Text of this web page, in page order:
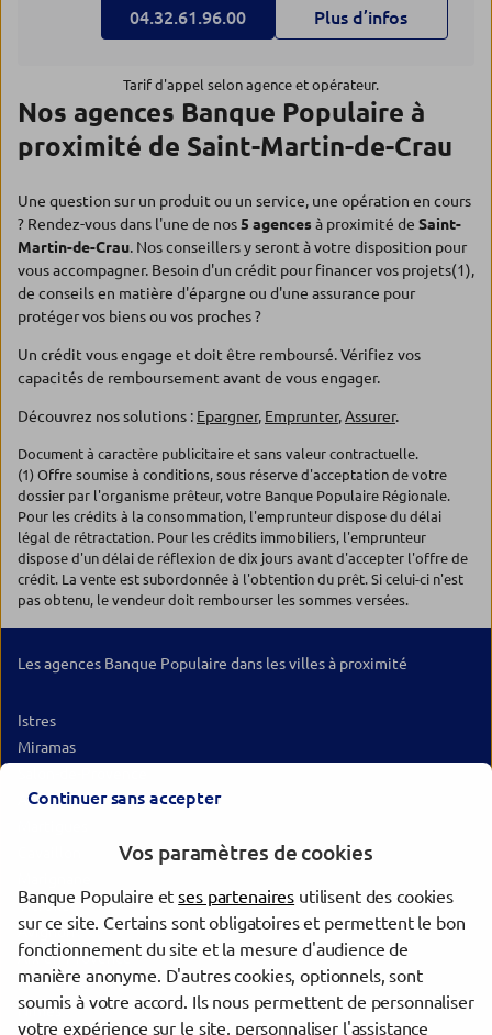
04.32.61.96.00 Plus d’infos
Tarif d'appel selon agence et opérateur.
Nos agences Banque Populaire à
proximité de Saint-Martin-de-Crau
Une question sur un produit ou un service, une opération en cours
? Rendez-vous dans l'une de nos5 agencesà proximité de Saint-
Martin-de-Crau. Nos conseillers y seront à votre disposition pour
vous accompagner. Besoin d'un crédit pour financer vos projets(1),
de conseils en matière d'épargne ou d'une assurance pour
protéger vos biens ou vos proches ?
Un crédit vous engage et doit être remboursé. Vérifiez vos
capacités de remboursement avant de vous engager.
Découvrez nos solutions : Epargner, Emprunter,Assurer.
Document à caractère publicitaire et sans valeur contractuelle.
(1) Offre soumise à conditions, sous réserve d'acceptation de votre
dossier par l'organisme prêteur, votre Banque Populaire Régionale.
Pour les crédits à la consommation, l'emprunteur dispose du délai
légal de rétractation. Pour les crédits immobiliers, l'emprunteur
dispose d'un délai de réflexion de dix jours avant d'accepter l'offre de
crédit. La vente est subordonnée à l'obtention du prêt. Si celui-ci n'est
pas obtenu, le vendeur doit rembourser les sommes versées.
Les agences Banque Populaire dans les villes à proximité
Istres
Miramas
Arles
Vitrolles
Avignon
Aix-en-Provence
Les Pennes-Mirabeau
Nîmes
Continuer sans accepter
Vos paramètres de cookies
Banque Populaire etses partenaires utilisent des cookies
sur ce site. Certains sont obligatoires et permettent le bon
fonctionnement du site et la mesure d'audience de
manière anonyme. D'autres cookies, optionnels, sont
soumis à votre accord. Ils nous permettent de personnaliser
votre expérience sur le site, personnaliser l'assistance